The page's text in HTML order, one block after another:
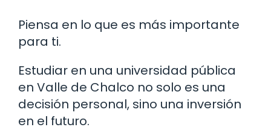
Piensa en lo que es más importante
para ti.
Estudiar en una universidad pública
en Valle de Chalco no solo es una
decisión personal, sino una inversión
en el futuro.